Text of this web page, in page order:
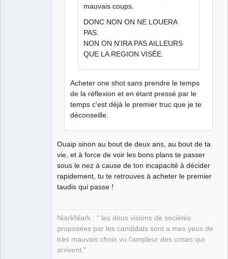
mauvais coups.
DONC NON ON NE LOUERA
PAS.
NON ON N'IRA PAS AILLEURS
QUE LA REGION VISÉE.
Acheter one shot sans prendre le temps
de la réflexion et en étant pressé par le
temps c'est déjà le premier truc que je te
déconseille.
Ouaip sinon au bout de deux ans, au bout de ta
vie, et à force de voir les bons plans te passer
sous le nez à cause de ton incapacité à décider
rapidement, tu te retrouves à acheter le premier
taudis qui passe !
NiarkNiark : " les deux visions de sociétés
proposées par les candidats sont a mes yeux de
très mauvais choix vu l'ampleur des crises qui
arrivent."